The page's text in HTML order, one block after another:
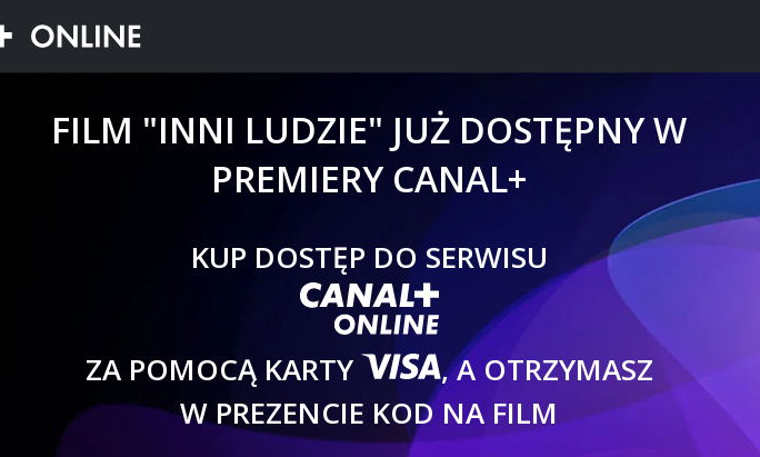
FILM "INNI LUDZIE" JUŻ DOSTĘPNY W
PREMIERY CANAL+
KUP DOSTĘP DO SERWISU
CANAL+ ONLINE
ZA POMOCĄ KARTYVISA, A OTRZYMASZ
W PREZENCIE KOD NA FILM